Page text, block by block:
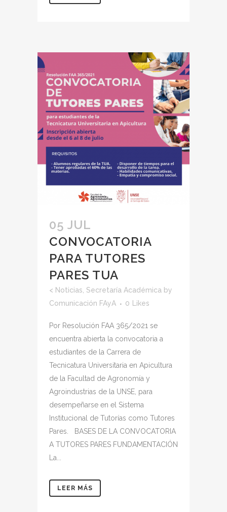
05 JUL
CONVOCATORIA
PARA TUTORES
PARES TUA
< Noticias Secretaría Académica by
Comunicación FAyA
0 Likes
Por Resolución FAA 365/2021 se
encuentra abierta la convocatoria a
estudiantes de la Carrera de
Tecnicatura Universitaria en Apicultura
de la Facultad de Agronomía y
Agroindustrias de la UNSE, para
desempeñarse en el Sistema
Institucional de Tutorías como Tutores
Pares. BASES DE LA CONVOCATORIA
A TUTORES PARES FUNDAMENTACIÓN
La...
LEER MÁS